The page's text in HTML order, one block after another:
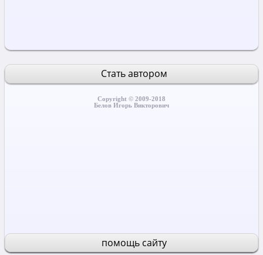
Стать автором
Copyright © 2009-2018
Белов Игорь Викторович
помощь сайту